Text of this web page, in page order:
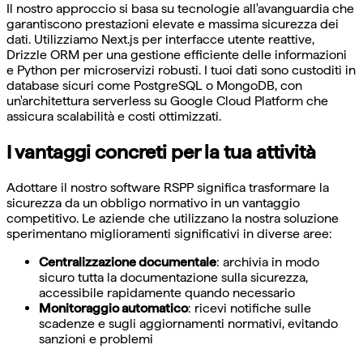
Il nostro approccio si basa su tecnologie all'avanguardia che
garantiscono prestazioni elevate e massima sicurezza dei
dati. Utilizziamo Next.js per interfacce utente reattive,
Drizzle ORM per una gestione efficiente delle informazioni
e Python per microservizi robusti. I tuoi dati sono custoditi in
database sicuri come PostgreSQL o MongoDB, con
un'architettura serverless su Google Cloud Platform che
assicura scalabilità e costi ottimizzati.
I vantaggi concreti per la tua attività
Adottare il nostro software RSPP significa trasformare la
sicurezza da un obbligo normativo in un vantaggio
competitivo. Le aziende che utilizzano la nostra soluzione
sperimentano miglioramenti significativi in diverse aree:
Centralizzazione documentale: archivia in modo
sicuro tutta la documentazione sulla sicurezza,
accessibile rapidamente quando necessario
Monitoraggio automatico: ricevi notifiche sulle
scadenze e sugli aggiornamenti normativi, evitando
sanzioni e problemi